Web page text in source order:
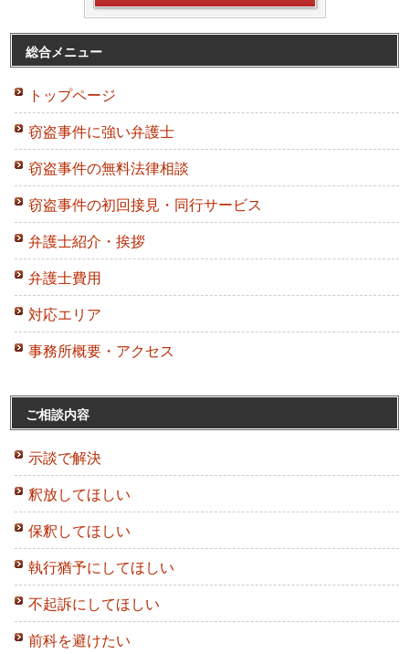
総合メニュー
トップページ
窃盗事件に強い弁護士
窃盗事件の無料法律相談
窃盗事件の初回接見・同行サービス
弁護士紹介・挨拶
弁護士費用
対応エリア
事務所概要・アクセス
ご相談内容
示談で解決
釈放してほしい
保釈してほしい
執行猶予にしてほしい
不起訴にしてほしい
前科を避けたい